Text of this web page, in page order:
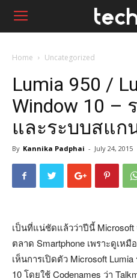
Home Uncategorized
Lumia 950 /
Window 10 –
และระบบสแก
By Kannika Padphai - July 24, 2015
เป็นที่แน่ชัดแล้วว่าปีนี้
ตลาด Smartphone เพราะดูเห
เห็นการเปิดตัว Microsoft
10 โดยใช้ Codenames ว่า